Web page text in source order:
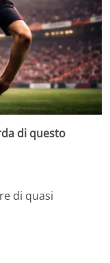
di questo
di quasi